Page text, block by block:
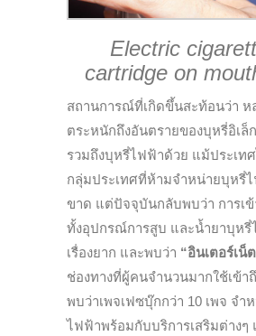
Electric
cartridge on
สถานการณ์ที่เกิดขึ้นสะท้อนว่า ห
ตระหนักถึงอันตรายของบุหรี่อิเล็
รวมถึงบุหรี่ไฟฟ้าด้วย แม้ประเท
กลุ่มประเทศที่ห้ามจำหน่ายบุหรี่
ขาด แต่ปัจจุบันกลับพบว่า การเ
ทั้งอุปกรณ์การสูบ และน้ำยาบุหรี่
เรื่องยาก และพบว่า “อินเตอร์เน็
ช่องทางที่ผู้คนจำนวนมากใช้เข้า
พบว่าเพจเฟซบุ๊กกว่า 10 เพจ จำ
ไฟฟ้าพร้อมกับบริการเสริมต่างๆ